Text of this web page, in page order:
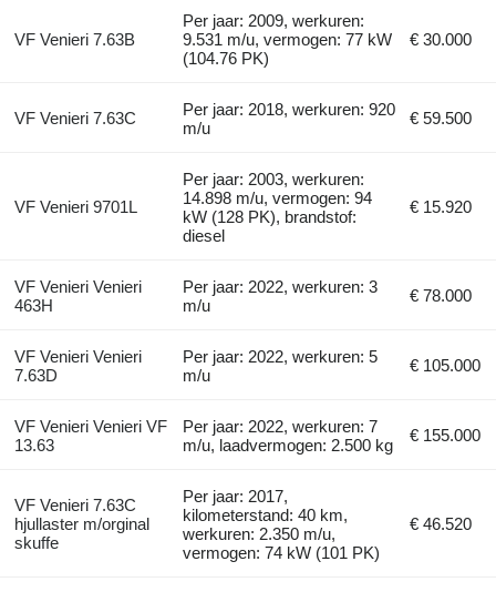
VF Venieri 7.63B
Per jaar: 2009, werkuren:
9.531 m/u, vermogen: 77 kW
(104.76 PK)
€ 30.000
VF Venieri 7.63C
Per jaar: 2018, werkuren: 920
m/u
€ 59.500
VF Venieri 9701L
Per jaar: 2003, werkuren:
14.898 m/u, vermogen: 94
kW (128 PK), brandstof:
diesel
€ 15.920
VF Venieri Venieri
463H
Per jaar: 2022, werkuren: 3
m/u
€ 78.000
VF Venieri Venieri
7.63D
Per jaar: 2022, werkuren: 5
m/u
€ 105.000
VF Venieri Venieri VF
13.63
Per jaar: 2022, werkuren: 7
m/u, laadvermogen: 2.500 kg
€ 155.000
VF Venieri 7.63C
hjullaster m/orginal
skuffe
Per jaar: 2017,
kilometerstand: 40 km,
werkuren: 2.350 m/u,
vermogen: 74 kW (101 PK)
€ 46.520